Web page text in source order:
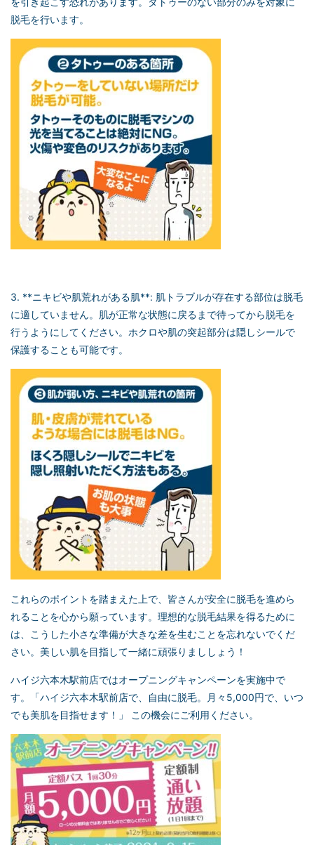
脱毛を行います。
3. **ニキビや肌荒れがある肌**: 肌トラブルが存在する部位は脱毛
に適していません。肌が正常な状態に戻るまで待ってから脱毛を
行うようにしてください。ホクロや肌の突起部分は隠しシールで
保護することも可能です。
これらのポイントを踏まえた上で、皆さんが安全に脱毛を進めら
れることを心から願っています。理想的な脱毛結果を得るために
は、こうした小さな準備が大きな差を生むことを忘れないでくだ
さい。美しい肌を目指して一緒に頑張りまししょう！
ハイジ六本木駅前店ではオープニングキャンペーンを実施中で
す。「ハイジ六本木駅前店で、自由に脱毛。月々5,000円で、いつ
でも美肌を目指せます！」 この機会にご利用ください。